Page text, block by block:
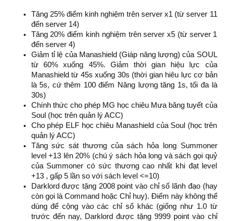
Tăng 25% điểm kinh nghiệm trên server x1 (từ server 11
đến server 14)
Tăng 20% điểm kinh nghiệm trên server x5 (từ server 1
đến server 4)
Giảm tỉ lệ của Manashield (Giáp năng lượng) của SOUL
từ 60% xuống 45%. Giảm thời gian hiệu lực của
Manashield từ 45s xuống 30s (thời gian hiêu lực cơ bản
là 5s, cứ thêm 100 điểm Năng lượng tăng 1s, tối đa là
30s)
Chính thức cho phép MG học chiêu Mưa băng tuyết của
Soul (học trên quản lý ACC)
Cho phép ELF học chiêu Manashield của Soul (học trên
quản lý ACC)
Tăng sức sát thương của sách hỏa long Summoner
level +13 lên 20% (chú ý sách hỏa long và sách gọi quỷ
của Summoner có sức thương cao nhất khi đạt level
+13 , gấp 5 lần so với sách level <=10)
Darklord được tặng 2008 point vào chỉ số lãnh đạo (hay
còn gọi là Command hoặc Chỉ huy). Điểm này không thể
dùng để cộng vào các chỉ số khác (giống như 1.0 từ
trước đến nay, Darklord được tặng 9999 point vào chỉ